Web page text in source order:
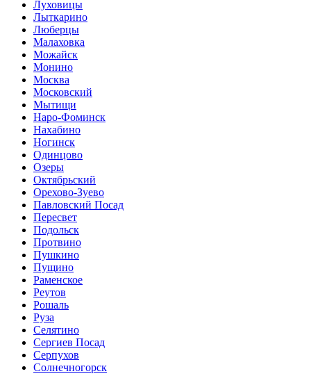
Луховицы
Лыткарино
Люберцы
Малаховка
Можайск
Монино
Москва
Московский
Мытищи
Наро-Фоминск
Нахабино
Ногинск
Одинцово
Озеры
Октябрьский
Орехово-Зуево
Павловский Посад
Пересвет
Подольск
Протвино
Пушкино
Пущино
Раменское
Реутов
Рошаль
Руза
Селятино
Сергиев Посад
Серпухов
Солнечногорск